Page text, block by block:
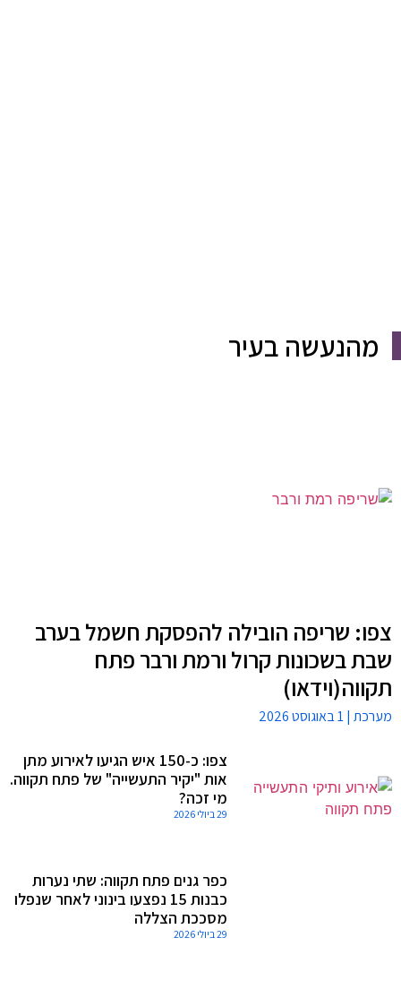
מהנעשה בעיר
צפו: שריפה הובילה להפסקת חשמל בערב
שבת בשכונות קרול ורמת ורבר פתח
תקווה(וידאו)
מערכת
צפו: כ-150 איש הגיעו לאירוע מתן
אות "יקיר התעשייה" של פתח תקווה.
מי זכה?
29 ביולי 2026
כפר גנים פתח תקווה: שתי נערות
כבנות 15 נפצעו בינוני לאחר שנפלו
מסככת הצללה
29 ביולי 2026